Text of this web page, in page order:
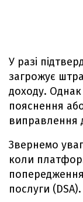
У разі
загрожує
доходу.
пояснення
виправлення
Звернемо
коли
послуги (DSA).